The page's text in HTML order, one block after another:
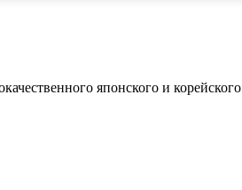
японского и корейского